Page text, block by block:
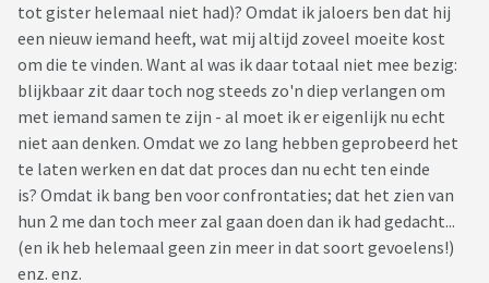
tot gister helemaal niet had)? Omdat ik jaloers ben dat hij
een nieuw iemand heeft, wat mij altijd zoveel moeite kost
om die te vinden. Want al was ik daar totaal niet mee bezig:
blijkbaar zit daar toch nog steeds zo'n diep verlangen om
met iemand samen te zijn - al moet ik er eigenlijk nu echt
niet aan denken. Omdat we zo lang hebben geprobeerd het
te laten werken en dat dat proces dan nu echt ten einde
is? Omdat ik bang ben voor confrontaties; dat het zien van
hun 2 me dan toch meer zal gaan doen dan ik had gedacht...
(en ik heb helemaal geen zin meer in dat soort gevoelens!)
enz. enz.